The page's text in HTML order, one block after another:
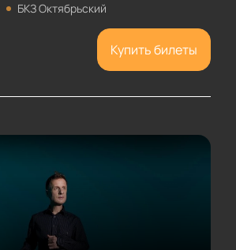
БКЗ Октябрьский
Купить билеты